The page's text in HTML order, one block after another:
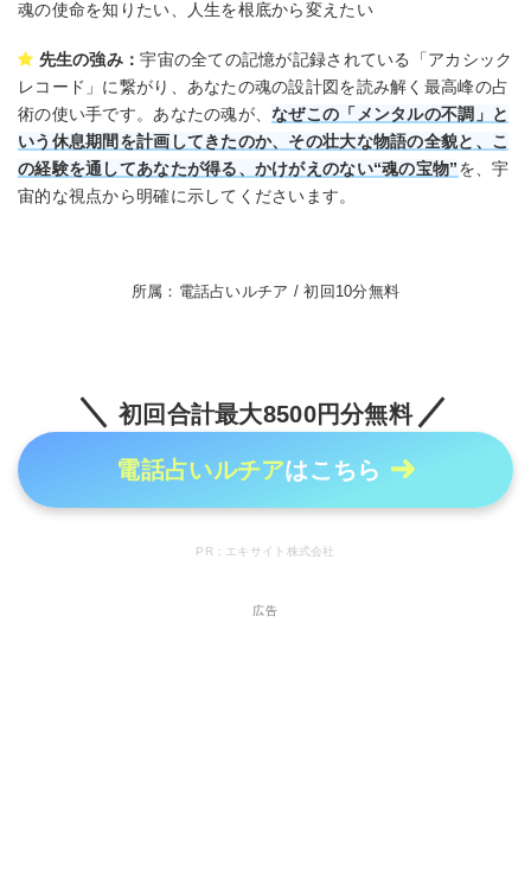
魂の使命を知りたい、人生を根底から変えたい
先生の強み：宇宙の全ての記憶が記録されている「アカシック
レコード」に繋がり、あなたの魂の設計図を読み解く最高峰の占
術の使い手です。あなたの魂が、なぜこの「メンタルの不調」と
いう休息期間を計画してきたのか、その壮大な物語の全貌と、こ
の経験を通してあなたが得る、かけがえのない“魂の宝物”を、宇
宙的な視点から明確に示してくださいます。
所属：電話占いルチア / 初回10分無料
初回合計最大8500円分無料
電話占いルチアはこちら
PR：エキサイト株式会社
広告